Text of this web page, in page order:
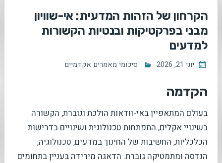
הקרחון של הזהות המדעית: אי-שוויון
מבני בפרקטיקות ובנטיות הקשורות
למדעים
יוני 21, 2026 סיכומי מאמרים אקדמיים
הקדמה
בעולם המתאפיין באי-וודאות הולכת וגוברת, הקשורה
בשינויי אקלים, התפתחות טכנולוגית ושינויים בדרישות
הכלכליות, החשיבות של החינוך במדעים, טכנולוגיה,
הנדסה ומתמטיקה גוברת. הדאגה מירידה בעניין בתחומים